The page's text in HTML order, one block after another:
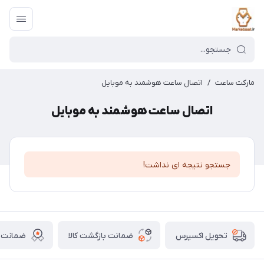
مارکت ساعت / اتصال ساعت هوشمند به موبایل
اتصال ساعت هوشمند به موبایل
جستجو نتیجه ای نداشت!
تحویل اکسپرس ضمانت بازگشت کالا ضمانت